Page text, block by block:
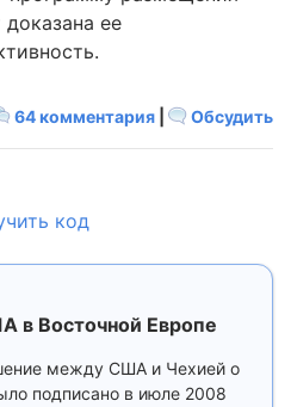
ее
64 комментария Обсудить
код
в Восточной Европе
между США и Чехией о
подписано в июле 2008